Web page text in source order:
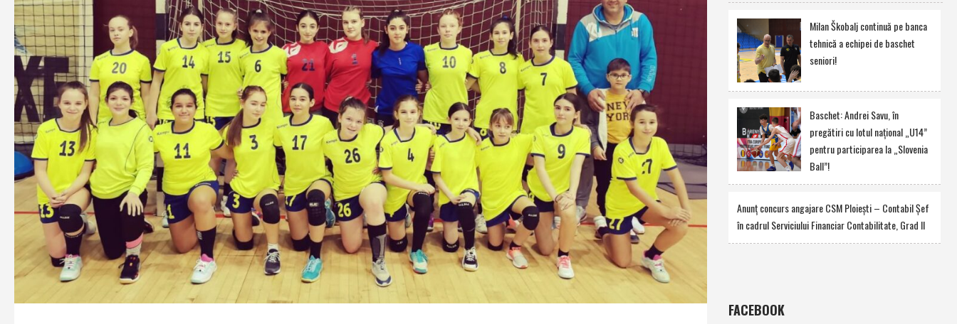
Milan Škobalj continuă pe banca
tehnică a echipei de baschet
seniori!
Baschet: Andrei Savu, în
pregătiri cu lotul naţional „U14”
pentru participarea la „Slovenia
Ball”!
Anunţ concurs angajare CSM Ploieşti – Contabil Şef
în cadrul Serviciului Financiar Contabilitate, Grad II
FACEBOOK